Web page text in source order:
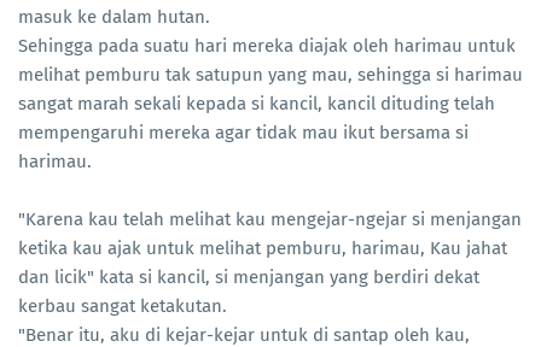
masuk ke dalam hutan.
Sehingga pada suatu hari mereka diajak oleh harimau untuk
melihat pemburu tak satupun yang mau, sehingga si harimau
sangat marah sekali kepada si kancil, kancil dituding telah
mempengaruhi mereka agar tidak mau ikut bersama si
harimau.
"Karena kau telah melihat kau mengejar-ngejar si menjangan
ketika kau ajak untuk melihat pemburu, harimau, Kau jahat
dan licik" kata si kancil, si menjangan yang berdiri dekat
kerbau sangat ketakutan.
"Benar itu, aku di kejar-kejar untuk di santap oleh kau,